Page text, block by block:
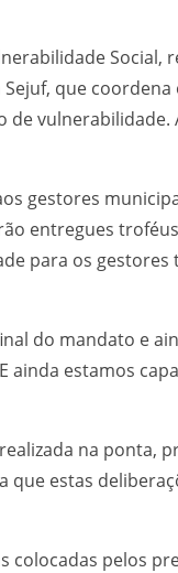
Social,
que
de vulnerabilidade.
gestores
entregues
para os
do mandato e
ainda estamos
na ponta,
estas
pelos